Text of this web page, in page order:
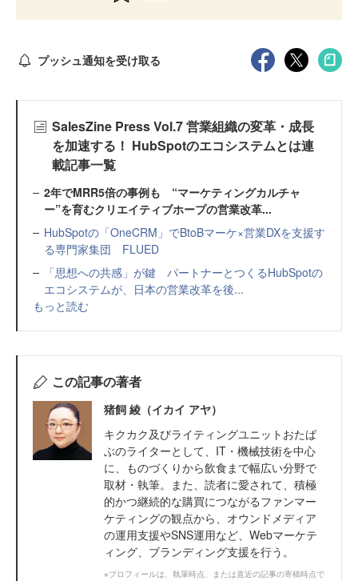
プッシュ通知を受け取る
SalesZine Press Vol.7 営業組織の変革・成長
を加速する！ HubSpotのエコシステムとは連
載記事一覧
2年でMRR5倍の事例も “マーケティングカルチャ
ー”を育むクリエイティブホープの営業改革...
HubSpotの「OneCRM」でBtoBマーケ×営業DXを支援す
る専門家集団 FLUED
「思想への共感」が鍵 パートナーとつくるHubSpotの
エコシステムが、日本の営業改革を後...
もっと読む
この記事の著者
猪飼 綾（イカイ アヤ）
キクカク及びライティングユニットおたば
ぶのライターとして、IT・機械技術を中心
に、ものづくりから飲食まで幅広い分野で
取材・執筆。また、読者に愛されて、積極
的かつ継続的な購買につながるファンマー
ケティングの観点から、オウンドメディア
の運用支援やSNS運用など、Webマーケテ
ィング、ブランディング支援を行う。
※プロフィールは、執筆時点、または直近の記事の寄稿時点で